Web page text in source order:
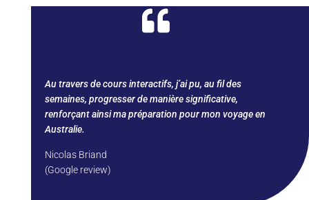

Au travers de cours interactifs, j’ai pu, au fil des
semaines, progresser de manière significative,
renforçant ainsi ma préparation pour mon voyage en
Australie.
Nicolas Briand
(Google review)